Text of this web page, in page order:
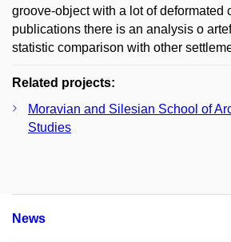
groove-object with a lot of deformated
publications there is an analysis o
statistic comparison with other
Related projects:
Moravian and Silesian School of
Studies
News